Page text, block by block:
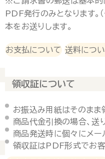
PDF発行のみとなります。
本をお送りします。
お支払について 送料につ
領収証について
お振込み用紙はそのまま
商品代金引換の場合、送
商品発送時に個々にメー
領収証はPDF形式でお客